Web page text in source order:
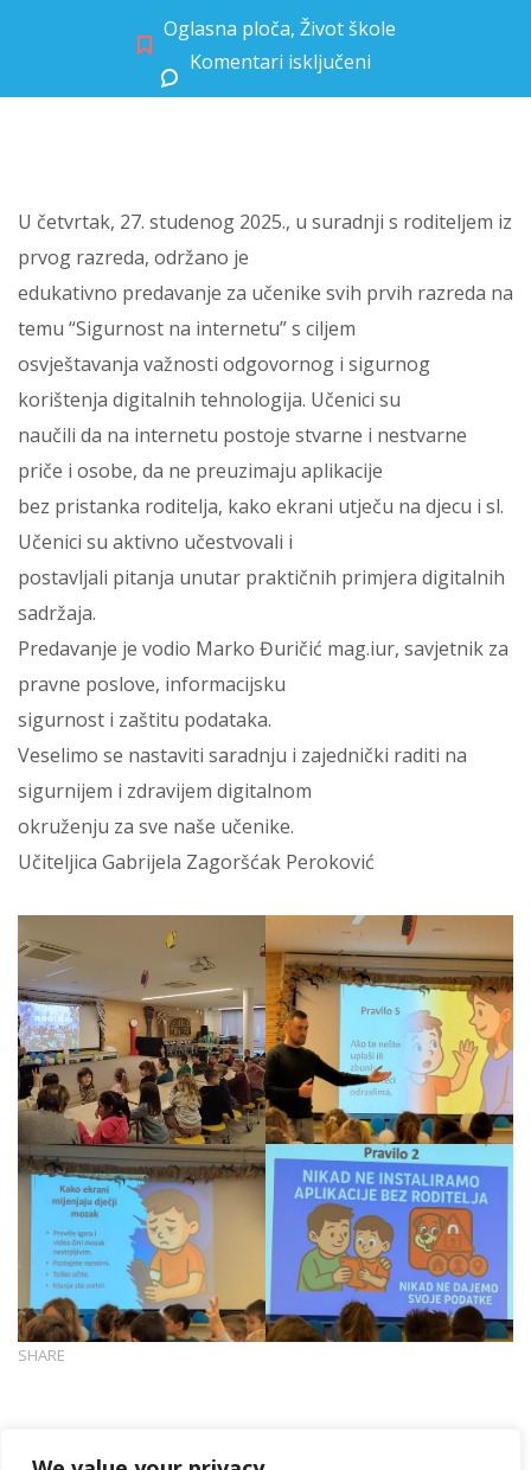
Oglasna ploča, Život škole
Komentari isključeni
U četvrtak, 27. studenog 2025., u suradnji s roditeljem iz
prvog razreda, održano je
edukativno predavanje za učenike svih prvih razreda na
temu “Sigurnost na internetu” s ciljem
osvještavanja važnosti odgovornog i sigurnog
korištenja digitalnih tehnologija. Učenici su
naučili da na internetu postoje stvarne i nestvarne
priče i osobe, da ne preuzimaju aplikacije
bez pristanka roditelja, kako ekrani utječu na djecu i sl.
Učenici su aktivno učestvovali i
postavljali pitanja unutar praktičnih primjera digitalnih
sadržaja.
Predavanje je vodio Marko Đuričić mag.iur, savjetnik za
pravne poslove, informacijsku
sigurnost i zaštitu podataka.
Veselimo se nastaviti saradnju i zajednički raditi na
sigurnijem i zdravijem digitalnom
okruženju za sve naše učenike.
Učiteljica Gabrijela Zagoršćak Peroković
SHARE